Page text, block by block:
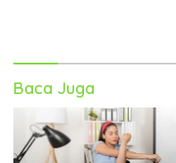
Baca Juga